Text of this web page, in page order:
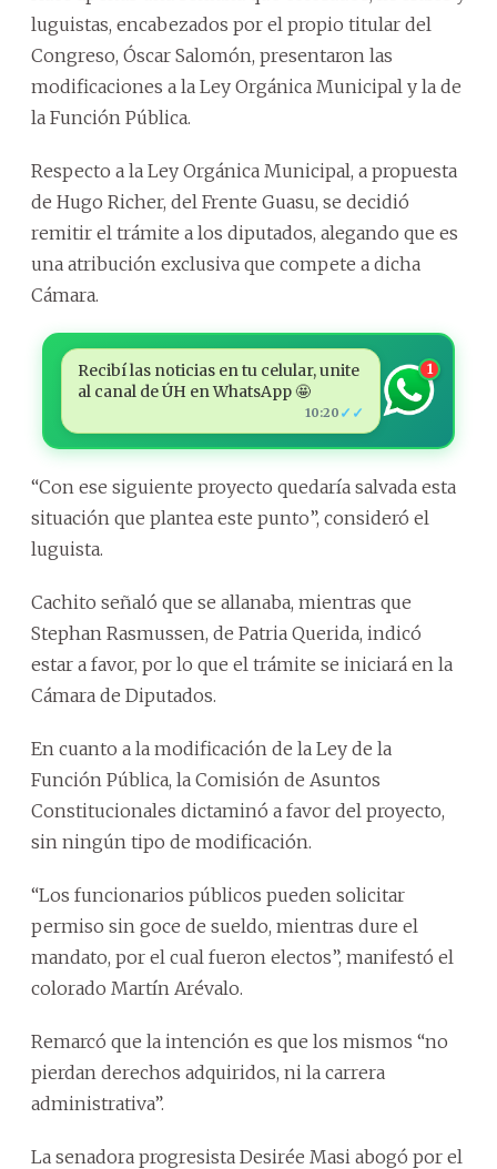
luguistas, encabezados por el propio titular del
Congreso, Óscar Salomón, presentaron las
modificaciones a la Ley Orgánica Municipal y la de
la Función Pública.
Respecto a la Ley Orgánica Municipal, a propuesta
de Hugo Richer, del Frente Guasu, se decidió
remitir el trámite a los diputados, alegando que es
una atribución exclusiva que compete a dicha
Cámara.
Recibí las noticias en tu celular, unite
al canal de ÚH en WhatsApp 🤩
10:20 ✓✓
1
“Con ese siguiente proyecto quedaría salvada esta
situación que plantea este punto”, consideró el
luguista.
Cachito señaló que se allanaba, mientras que
Stephan Rasmussen, de Patria Querida, indicó
estar a favor, por lo que el trámite se iniciará en la
Cámara de Diputados.
En cuanto a la modificación de la Ley de la
Función Pública, la Comisión de Asuntos
Constitucionales dictaminó a favor del proyecto,
sin ningún tipo de modificación.
“Los funcionarios públicos pueden solicitar
permiso sin goce de sueldo, mientras dure el
mandato, por el cual fueron electos”, manifestó el
colorado Martín Arévalo.
Remarcó que la intención es que los mismos “no
pierdan derechos adquiridos, ni la carrera
administrativa”.
La senadora progresista Desirée Masi abogó por el